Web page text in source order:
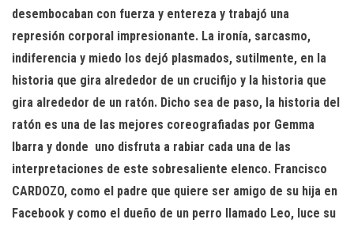
desembocaban con fuerza y entereza y trabajó una
represión corporal impresionante. La ironía, sarcasmo,
indiferencia y miedo los dejó plasmados, sutilmente, en la
historia que gira alrededor de un crucifijo y la historia que
gira alrededor de un ratón. Dicho sea de paso, la historia del
ratón es una de las mejores coreografiadas por Gemma
Ibarra y donde uno disfruta a rabiar cada una de las
interpretaciones de este sobresaliente elenco. Francisco
CARDOZO, como el padre que quiere ser amigo de su hija en
Facebook y como el dueño de un perro llamado Leo, luce su